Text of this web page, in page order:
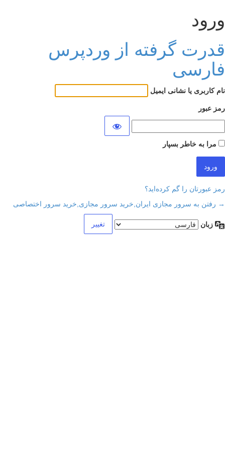
ورود
قدرت گرفته از وردپرس
فارسی
نام کاربری یا نشانی ایمیل
رمز عبور
مرا به خاطر بسپار
رمز عبورتان را گم کرده‌اید؟
→ رفتن به سرور مجازی ایران,خرید سرور مجازی,خرید سرور اختصاصی
زبان